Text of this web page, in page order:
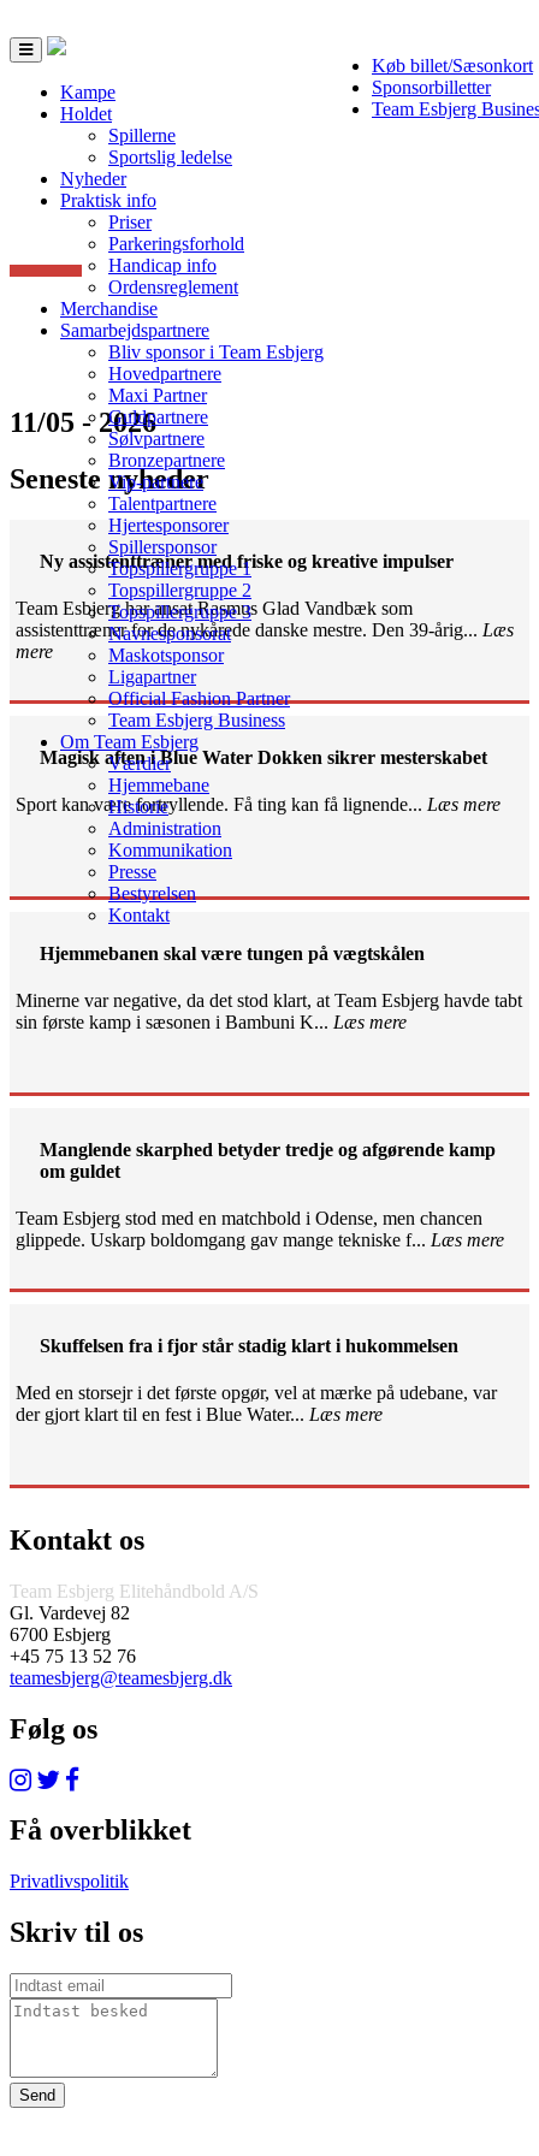
Køb billet/Sæsonkort
Sponsorbilletter
Team Esbjerg
Toggle
navigation
Kampe
Holdet
Spillerne
Sportslig ledelse
Nyheder
Praktisk info
Priser
Parkeringsforhold
Handicap info
Ordensreglement
Merchandise
Samarbejdspartnere
Bliv sponsor i Team Esbjerg
Hovedpartnere
Maxi Partner
Guldpartnere
Sølvpartnere
Bronzepartnere
Vip-partnere
Talentpartnere
Hjertesponsorer
Spillersponsor
Topspillergruppe 1
Topspillergruppe 2
Topspillergruppe 3
Navnesponsorat
Maskotsponsor
Ligapartner
Official Fashion Partner
Team Esbjerg Business
Om Team Esbjerg
Værdier
Hjemmebane
Historie
Administration
Kommunikation
Presse
Bestyrelsen
Kontakt
11/05 - 2026
Seneste nyheder
Ny assistenttræner med friske og kreative impulser
Team Esbjerg har ansat Rasmus Glad Vandbæk som
assistenttræner for de nykårede danske mestre. Den 39-årig... Læs
mere
Magisk aften i Blue Water Dokken sikrer mesterskabet
Sport kan være fortryllende. Få ting kan få lignende... Læs mere
Hjemmebanen skal være tungen på vægtskålen
Minerne var negative, da det stod klart, at Team Esbjerg havde tabt
sin første kamp i sæsonen i Bambuni K... Læs mere
Manglende skarphed betyder tredje og afgørende kamp
om guldet
Team Esbjerg stod med en matchbold i Odense, men chancen
glippede. Uskarp boldomgang gav mange tekniske f... Læs mere
Skuffelsen fra i fjor står stadig klart i hukommelsen
Med en storsejr i det første opgør, vel at mærke på udebane, var
der gjort klart til en fest i Blue Water... Læs mere
Kontakt os
Team Esbjerg Elitehåndbold A/S
Gl. Vardevej 82
6700 Esbjerg
+45 75 13 52 76
teamesbjerg@teamesbjerg.dk
Følg os
Få overblikket
Privatlivspolitik
Skriv til os